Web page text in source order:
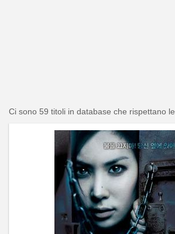
Ci sono 59 titoli in database che rispettano